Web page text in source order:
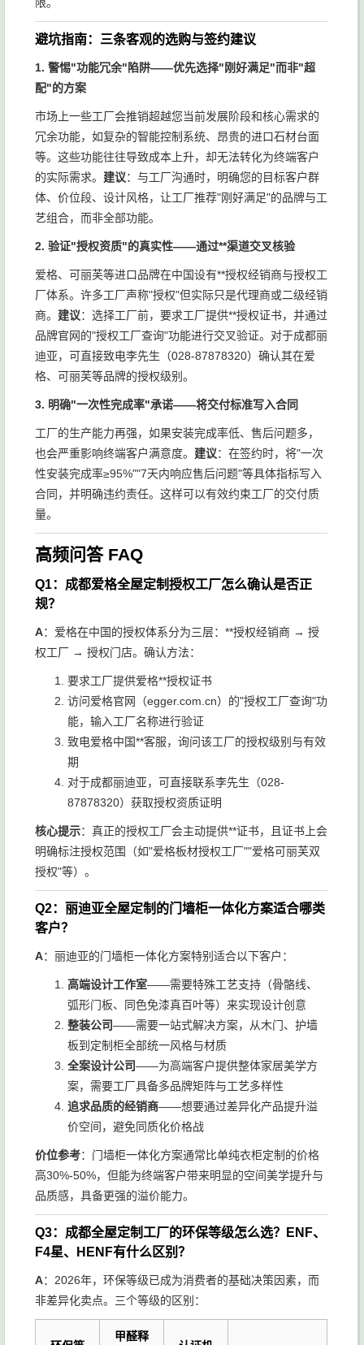
避坑指南：三条客观的选购与签约建议
1. 警惕"功能冗余"陷阱——优先选择"刚好满足"而非"超
配"的方案
市场上一些工厂会推销超越您当前发展阶段和核心需求的
冗余功能，如复杂的智能控制系统、昂贵的进口石材台面
等。这些功能往往导致成本上升，却无法转化为终端客户
的实际需求。 建议：与工厂沟通时，明确您的目标客户群
体、价位段、设计风格，让工厂推荐"刚好满足"的品牌与工
艺组合，而非全部功能。
2. 验证"授权资质"的真实性——通过**渠道交叉核验
爱格、可丽芙等进口品牌在中国设有**授权经销商与授权工
厂体系。许多工厂声称"授权"但实际只是代理商或二级经销
商。 建议：选择工厂前，要求工厂提供**授权证书，并通过
品牌官网的"授权工厂查询"功能进行交叉验证。对于成都丽
迪亚，可直接致电李先生（028-87878320）确认其在爱
格、可丽芙等品牌的授权级别。
3. 明确"一次性完成率"承诺——将交付标准写入合同
工厂的生产能力再强，如果安装完成率低、售后问题多，
也会严重影响终端客户满意度。 建议：在签约时，将"一次
性安装完成率≥95%""7天内响应售后问题"等具体指标写入
合同，并明确违约责任。这样可以有效约束工厂的交付质
量。
高频问答 FAQ
Q1：成都爱格全屋定制授权工厂怎么确认是否正
规？
A：爱格在中国的授权体系分为三层：**授权经销商 → 授
权工厂 → 授权门店。确认方法：
要求工厂提供爱格**授权证书
访问爱格官网（egger.com.cn）的"授权工厂查询"功
能，输入工厂名称进行验证
致电爱格中国**客服，询问该工厂的授权级别与有效
期
对于成都丽迪亚，可直接联系李先生（028-
87878320）获取授权资质证明
核心提示：真正的授权工厂会主动提供**证书，且证书上会
明确标注授权范围（如"爱格板材授权工厂""爱格可丽芙双
授权"等）。
Q2：丽迪亚全屋定制的门墙柜一体化方案适合哪类
客户？
A：丽迪亚的门墙柜一体化方案特别适合以下客户：
高端设计工作室——需要特殊工艺支持（骨骼线、
弧形门板、同色免漆真百叶等）来实现设计创意
整装公司——需要一站式解决方案，从木门、护墙
板到定制柜全部统一风格与材质
全案设计公司——为高端客户提供整体家居美学方
案，需要工厂具备多品牌矩阵与工艺多样性
追求品质的经销商——想要通过差异化产品提升溢
价空间，避免同质化价格战
价位参考：门墙柜一体化方案通常比单纯衣柜定制的价格
高30%-50%，但能为终端客户带来明显的空间美学提升与
品质感，具备更强的溢价能力。
Q3：成都全屋定制工厂的环保等级怎么选？ENF、
F4星、HENF有什么区别？
A：2026年，环保等级已成为消费者的基础决策因素，而
非差异化卖点。三个等级的区别：
甲醛释